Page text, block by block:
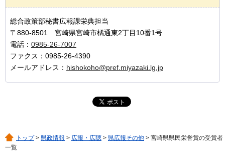
総合政策部秘書広報課栄典担当
〒880-8501 宮崎県宮崎市橘通東2丁目10番1号
電話： 0985-26-7007
ファクス：0985-26-4390
メールアドレス： hishokoho@pref.miyazaki.lg.jp
トップ> 県政情報 > 広報・広聴 > 県広報その他 > 宮崎県県民栄誉賞の受賞者
一覧